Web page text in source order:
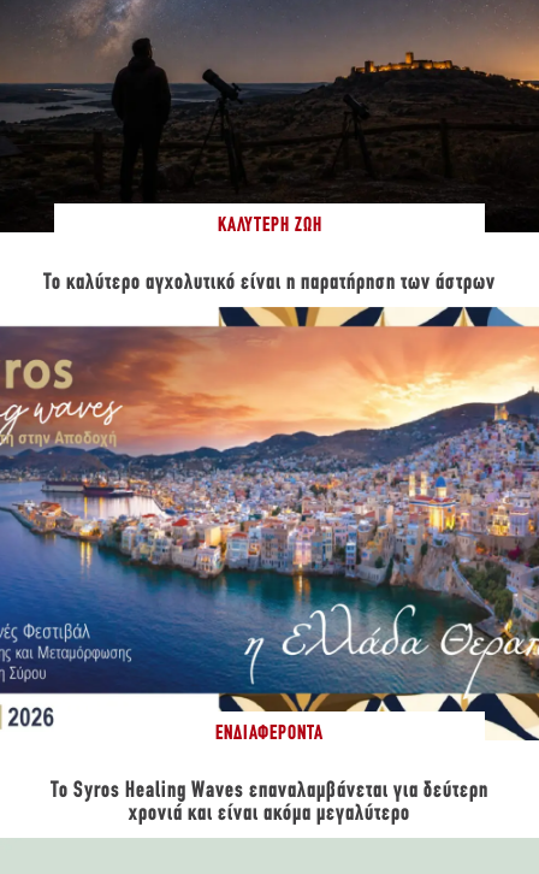
ΚΑΛΎΤΕΡΗ ΖΩΉ
Το καλύτερο αγχολυτικό είναι η παρατήρηση των άστρων
ΕΝΔΙΑΦΈΡΟΝΤΑ
Το Syros Healing Waves επαναλαμβάνεται για δεύτερη
χρονιά και είναι ακόμα μεγαλύτερο